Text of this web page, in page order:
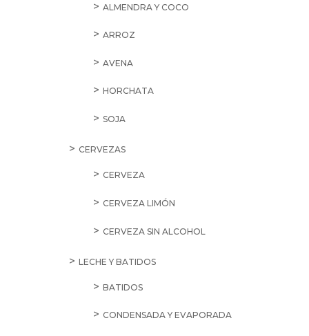
ALMENDRA Y COCO
ARROZ
AVENA
HORCHATA
SOJA
CERVEZAS
CERVEZA
CERVEZA LIMÓN
CERVEZA SIN ALCOHOL
LECHE Y BATIDOS
BATIDOS
CONDENSADA Y EVAPORADA